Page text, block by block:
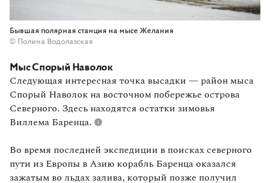
Бывшая полярная станция на мысе Желания
© Полина Водолазская
Мыс Спорый Наволок
Следующая интересная точка высадки — район мыса
Спорый Наволок на восточном побережье острова
Северного. Здесь находятся остатки зимовья
Виллема Баренца.
Во время последней экспедиции в поисках северного
пути из Европы в Азию корабль Баренца оказался
зажатым во льдах залива, который позже получил